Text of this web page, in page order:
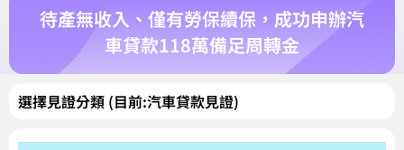
待產無收入、僅有勞保續保，成功申辦汽
車貸款118萬備足周轉金
選擇見證分類 (目前:汽車貸款見證)